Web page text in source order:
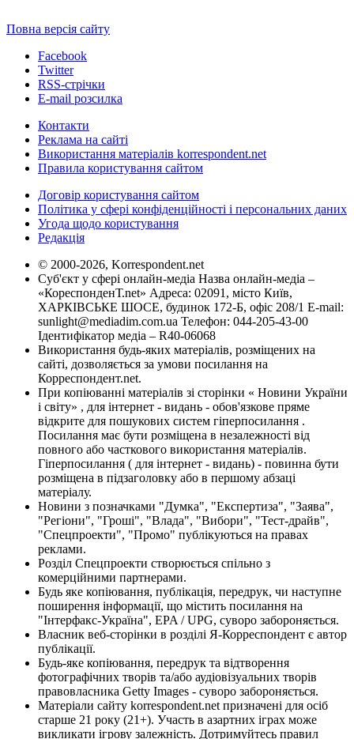
Повна версія сайту
Facebook
Twitter
RSS-стрічки
E-mail розсилка
Контакти
Реклама на сайті
Використання матеріалів korrespondent.net
Правила користування сайтом
Договір користування сайтом
Політика у сфері конфіденційності і персональних даних
Угода щодо користування
Редакція
© 2000-2026, Korrespondent.net
Суб'єкт у сфері онлайн-медіа Назва онлайн-медіа –
«КореспонденТ.net» Адреса: 02091, місто Київ,
ХАРКІВСЬКЕ ШОСЕ, будинок 172-Б, офіс 208/1 E-mail:
sunlight@mediadim.com.ua Телефон: 044-205-43-00
Ідентифікатор медіа – R40-06068
Використання будь-яких матеріалів, розміщених на
сайті, дозволяється за умови посилання на
Корреспондент.net.
При копіюванні матеріалів зі сторінки « Новини України
і світу» , для інтернет - видань - обов'язкове пряме
відкрите для пошукових систем гіперпосилання .
Посилання має бути розміщена в незалежності від
повного або часткового використання матеріалів.
Гіперпосилання ( для інтернет - видань) - повинна бути
розміщена в підзаголовку або в першому абзаці
матеріалу.
Новини з позначками "Думка", "Експертиза", "Заява",
"Регіони", "Гроші", "Влада", "Вибори", "Тест-драйв",
"Спецпроекти", "Промо" публікуються на правах
реклами.
Розділ Спецпроекти створюється спільно з
комерційними партнерами.
Будь яке копіювання, публікація, передрук, чи наступне
поширення інформації, що містить посилання на
"Інтерфакс-Україна", EPA / UPG, суворо забороняється.
Власник веб-сторінки в розділі Я-Корреспондент є автор
публікації.
Будь-яке копіювання, передрук та відтворення
фотографічних творів та/або аудіовізуальних творів
правовласника Getty Images - суворо забороняється.
Матеріали сайту korrespondent.net призначені для осіб
старше 21 року (21+). Участь в азартних іграх може
викликати ігрову залежність. Дотримуйтесь правил